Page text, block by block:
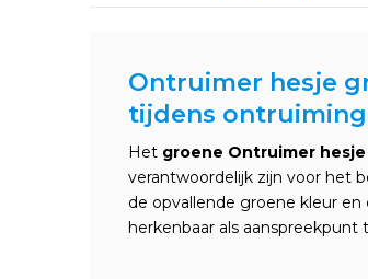
Ontruimer hesje
tijdens
Het groene Ontruimer hesje
verantwoordelijk zijn voor het
de opvallende groene kleur en
herkenbaar als